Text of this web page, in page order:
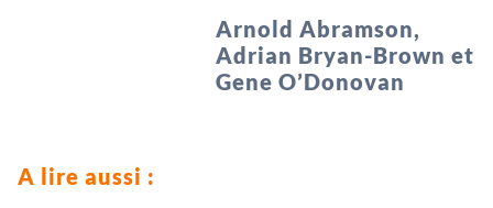
Arnold Abramson,
Adrian Bryan-Brown et
Gene O’Donovan
A lire aussi :